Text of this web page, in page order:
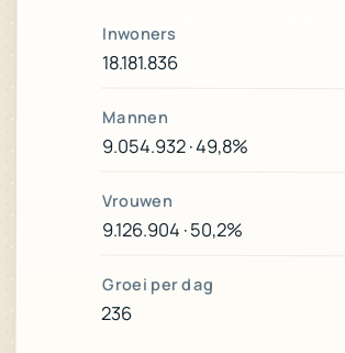
Inwoners
18.181.836
Mannen
9.054.932 · 49,8%
Vrouwen
9.126.904 · 50,2%
Groei per dag
236